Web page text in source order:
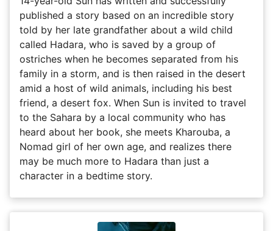
published a story based on an incredible story
told by her late grandfather about a wild child
called Hadara, who is saved by a group of
ostriches when he becomes separated from his
family in a storm, and is then raised in the desert
amid a host of wild animals, including his best
friend, a desert fox. When Sun is invited to travel
to the Sahara by a local community who has
heard about her book, she meets Kharouba, a
Nomad girl of her own age, and realizes there
may be much more to Hadara than just a
character in a bedtime story.